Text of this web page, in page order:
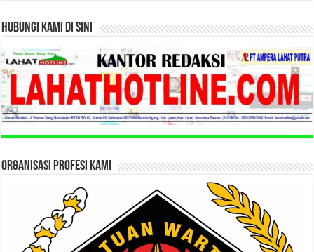
HUBUNGI KAMI DI SINI
ORGANISASI PROFESI KAMI